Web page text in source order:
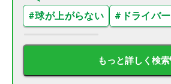
#球が上がらない # ドライバー
もっと詳しく検索